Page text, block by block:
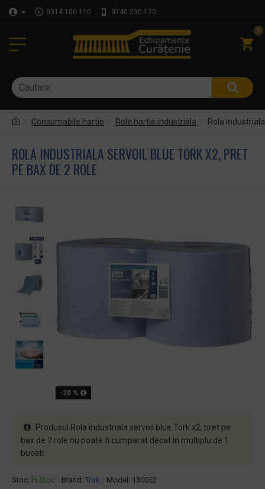
0314 100 110 0740 230 170
0
Consumabile hartie Role hartie industriala Rola
ROLA INDUSTRIALA SERVOIL BLUE TORK X2, PRET
PE BAX DE 2 ROLE
-20 %
Stoc: În Stoc Brand: Tork Model: 130052
Produsul Rola industriala servoil blue Tork x2, pret pe
bax de 2 role nu poate fi cumparat decat in multiplu de 1
bucati